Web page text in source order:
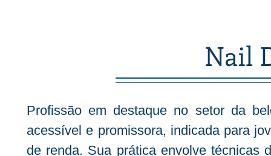
Nail
Profissão em destaque no setor da
acessível e promissora, indicada para
de renda. Sua prática envolve técnicas